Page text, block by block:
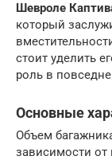
Шевроле
который
стоит уделить
роль в
Основные
Объем
зависимости от